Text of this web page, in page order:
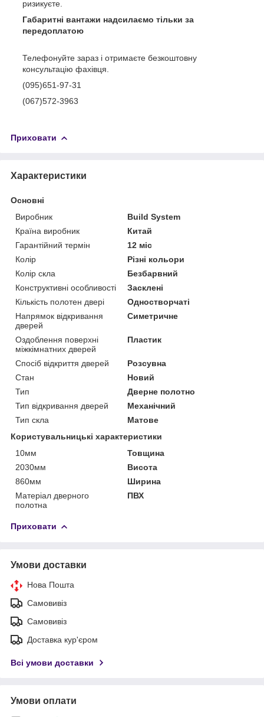
ризикуєте.
Габаритні вантажи надсилаємо тільки за
передоплатою
Телефонуйте зараз і отримаєте безкоштовну
консультацію фахівця.
(095)651-97-31
(067)572-3963
Приховати
Характеристики
Основні
Виробник
Build System
Країна виробник
Китай
Гарантійний термін
12 міс
Колір
Різні кольори
Колір скла
Безбарвний
Конструктивні особливості
Засклені
Кількість полотен двері
Одностворчаті
Напрямок відкривання
дверей
Симетричне
Оздоблення поверхні
міжкімнатних дверей
Пластик
Спосіб відкриття дверей
Розсувна
Стан
Новий
Тип
Дверне полотно
Тип відкривання дверей
Механічний
Тип скла
Матове
Користувальницькі характеристики
10мм
Товщина
2030мм
Висота
860мм
Ширина
Матеріал дверного
полотна
ПВХ
Приховати
Умови доставки
Нова Пошта
Самовивіз
Самовивіз
Доставка кур'єром
Всі умови доставки
Умови оплати